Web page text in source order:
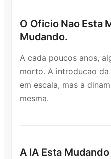
O Oficio Nao Esta
Mudando.
A cada poucos anos,
morto. A introducao
em escala, mas a
mesma.
A IA Esta